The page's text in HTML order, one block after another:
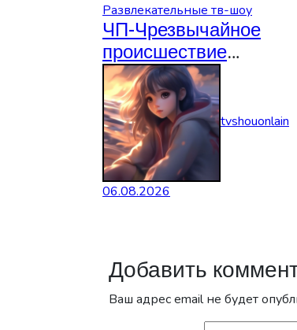
Развлекательные тв-шоу
ЧП-Чрезвычайное
происшествие
06.08.2026
tvshouonlain
06.08.2026
Добавить
Ваш адрес email не будет